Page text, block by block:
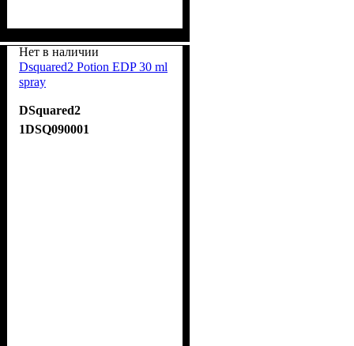
Нет в наличии
Dsquared2 Potion EDP 30 ml
spray
DSquared2
1DSQ090001